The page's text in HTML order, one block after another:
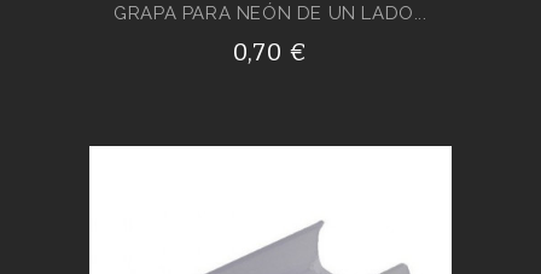
GRAPA PARA NEÓN DE UN LADO...
0,70 €